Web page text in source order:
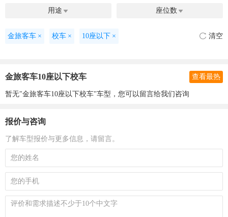
用途  座位数 
金旅客车 × 校车 × 10座以下 × 清空
金旅客车10座以下校车 查看最热
暂无"金旅客车10座以下校车"车型，您可以留言给我们咨询
报价与咨询
了解车型报价与更多信息，请留言。